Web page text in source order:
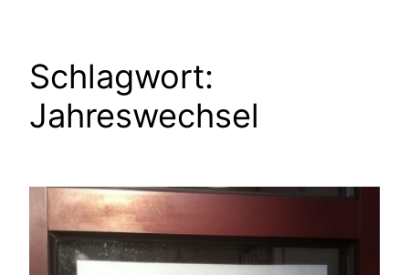
Schlagwort:
Jahreswechsel